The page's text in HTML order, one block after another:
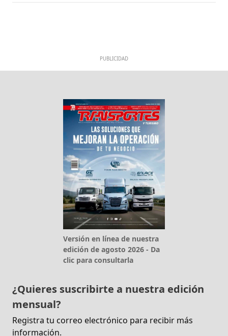
PUBLICIDAD
Versión en línea de nuestra
edición de agosto 2026 - Da
clic para consultarla
¿Quieres suscribirte a nuestra edición
mensual?
Registra tu correo electrónico para recibir más
información.